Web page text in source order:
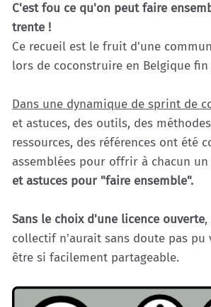
C'est fou ce qu'on peut faire
trente !
Ce recueil est le fruit d'une
lors de coconstruire en Belgique fin
Dans une dynamique de sprint de
et astuces, des outils, des
ressources, des références ont été
assemblées pour offrir à chacun un
et astuces pour "faire ensemble".
Sans le choix d'une licence ouverte
collectif n'aurait sans doute pas
être si facilement partageable.